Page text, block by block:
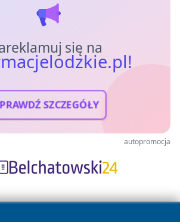
się na
SZCZEGÓŁY
autopromocja